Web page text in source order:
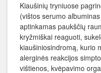
Kiaušinių tryniuose
(vištos serumo
aptinkamas paukščių
kryžmiškai reaguoti,
kiaušiniosindromą, kurio
alerginės reakcijos
vištienos, kvėpavimo